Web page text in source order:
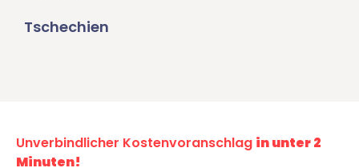
Tschechien
Unverbindlicher Kostenvoranschlag in unter 2
Minuten!